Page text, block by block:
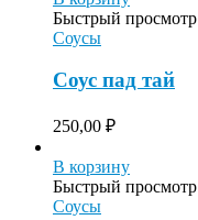
Быстрый просмотр
Соусы
Соус пад тай
250,00 ₽
В корзину
Быстрый просмотр
Соусы